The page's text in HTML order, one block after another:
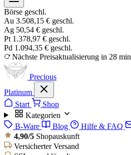
Börse geschl.
Au 3.508,15 € geschl.
Ag 50,54 € geschl.
Pt 1.378,97 € geschl.
Pd 1.094,35 € geschl.
Nächste Preisaktualisierung in 28 min
Precious
Platinum
Start
Shop
Kategorien
B-Ware
Blog Hilfe & FAQ
4,90/5 Shopauskunft
Versicherter Versand